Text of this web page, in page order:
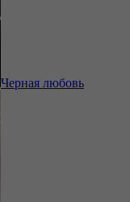
Черная любовь